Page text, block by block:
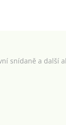
snídaně a další